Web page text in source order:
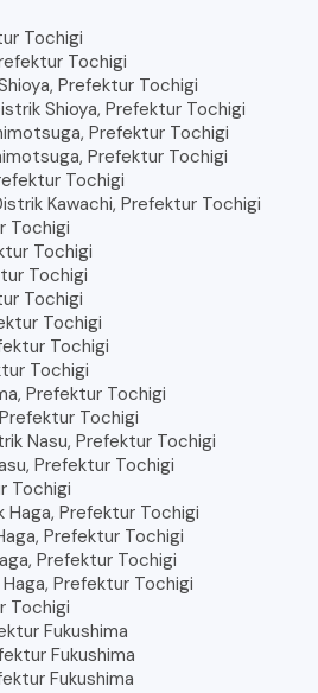
Tochigi
Tochigi
Prefektur Tochigi
Shioya, Prefektur Tochigi
Prefektur Tochigi
Prefektur Tochigi
Tochigi
Kawachi, Prefektur Tochigi
Tochigi
Tochigi
Tochigi
Tochigi
Tochigi
Tochigi
Tochigi
Prefektur Tochigi
Tochigi
Nasu, Prefektur Tochigi
Prefektur Tochigi
Tochigi
Haga, Prefektur Tochigi
Prefektur Tochigi
Prefektur Tochigi
Prefektur Tochigi
Tochigi
Fukushima
Fukushima
Fukushima